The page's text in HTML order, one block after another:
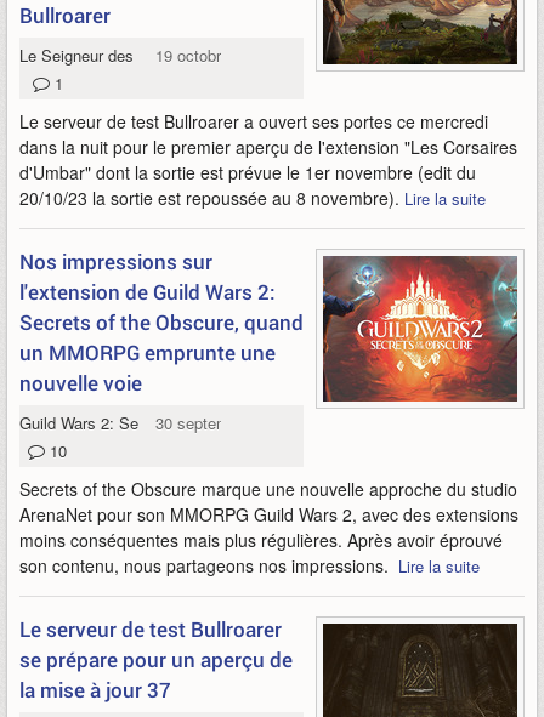
Bullroarer
Le Seigneur des Anneaux Online
19 octobre 2023
1
Le serveur de test Bullroarer a ouvert ses portes ce mercredi
dans la nuit pour le premier aperçu de l'extension "Les Corsaires
d'Umbar" dont la sortie est prévue le 1er novembre (edit du
20/10/23 la sortie est repoussée au 8 novembre). Lire la suite
Nos impressions sur
l'extension de Guild Wars 2:
Secrets of the Obscure, quand
un MMORPG emprunte une
nouvelle voie
Guild Wars 2: Secrets of the Obscure
30 septembre 2023
10
Secrets of the Obscure marque une nouvelle approche du studio
ArenaNet pour son MMORPG Guild Wars 2, avec des extensions
moins conséquentes mais plus régulières. Après avoir éprouvé
son contenu, nous partageons nos impressions. Lire la suite
Le serveur de test Bullroarer
se prépare pour un aperçu de
la mise à jour 37